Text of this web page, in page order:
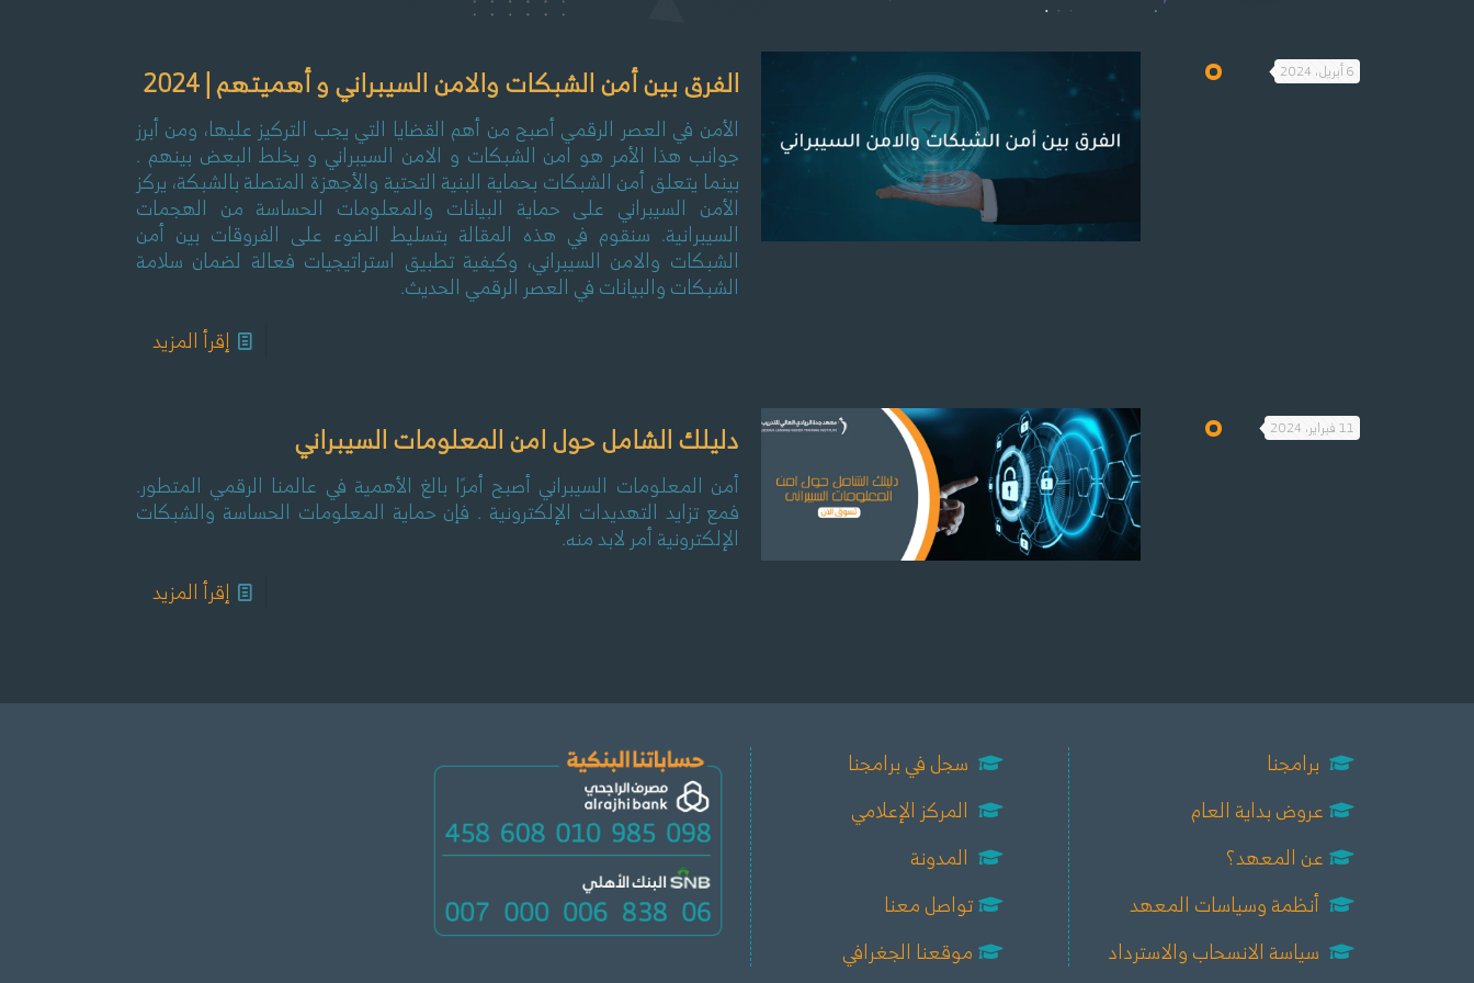
6 أبريل، 2024 الفرق بين أمن الشبكات والامن السيبراني و أهميتهم | 2024
الأمن في العصر الرقمي أصبح من أهم القضايا التي يجب التركيز عليها، ومن أبرز
جوانب هذا الأمر هو امن الشبكات و الامن السيبراني و يخلط البعض بينهم .
بينما يتعلق أمن الشبكات بحماية البنية التحتية والأجهزة المتصلة بالشبكة، يركز
الأمن السيبراني على حماية البيانات والمعلومات الحساسة من الهجمات
السيبرانية. سنقوم في هذه المقالة بتسليط الضوء على الفروقات بين أمن
الشبكات والامن السيبراني، وكيفية تطبيق استراتيجيات فعالة لضمان سلامة
الشبكات والبيانات في العصر الرقمي الحديث.
إقرأ المزيد
11 فبراير، 2024 دليلك الشامل حول امن المعلومات السيبراني
أمن المعلومات السيبراني أصبح أمرًا بالغ الأهمية في عالمنا الرقمي المتطور.
فمع تزايد التهديدات الإلكترونية . فإن حماية المعلومات الحساسة والشبكات
الإلكترونية أمر لابد منه.
إقرأ المزيد
برامجنا
عروض بداية العام
عن المعهد؟
أنظمة وسياسات المعهد
سياسة الانسحاب والاسترداد
سجل في برامجنا
المركز الإعلامي
المدونة
تواصل معنا
موقعنا الجغرافي